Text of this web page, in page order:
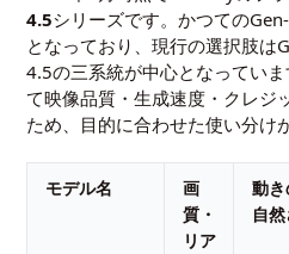
4.5シリーズです。かつての
となっており、現行の選択肢は
4.5の三系統が中心となってい
て映像品質・生成速度・クレジ
ため、目的に合わせた使い分け
モデル名
画
質・
リア
動き
自然